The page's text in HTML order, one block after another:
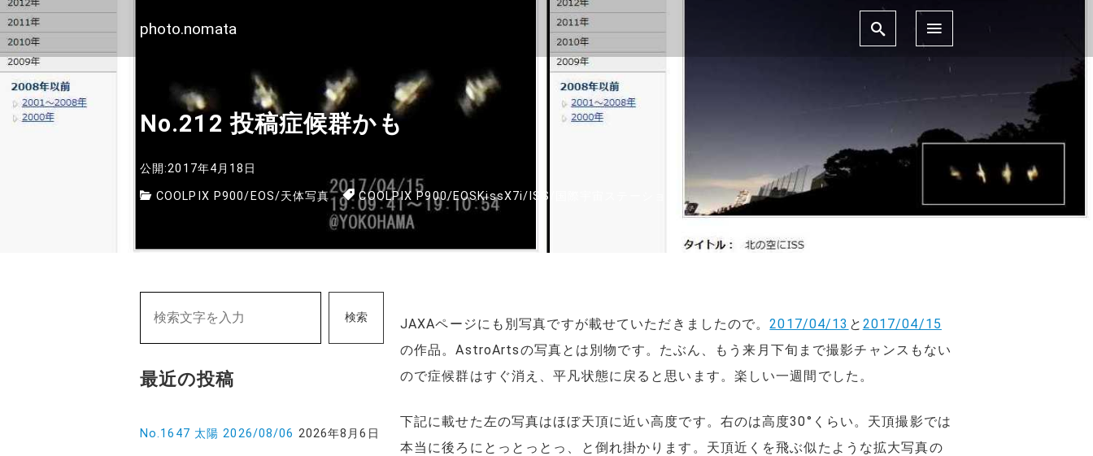
photo.nomata
No.212 投稿症候群かも
公開:2017年4月18日
COOLPIX P900/ EOS/天体写真 COOLPIX P900/EOSKissX7i/ ISS
JAXAページにも別写真ですが載せていただきましたので。2017/04/13 と 2017/04/15
の作品。AstroArtsの写真とは別物です。たぶん、もう来月下旬まで撮影チャンスもない
ので症候群はすぐ消え、平凡状態に戻ると思います。楽しい一週間でした。
下記に載せた左の写真はほぼ天頂に近い高度です。右のは高度30°くらい。天頂撮影では
本当に後ろにとっとっとっ、と倒れ掛かります。天頂近くを飛ぶ似たような拡大写真の
検索
最近の投稿
No.1647 太陽 2026/08/06 2026年8月6日